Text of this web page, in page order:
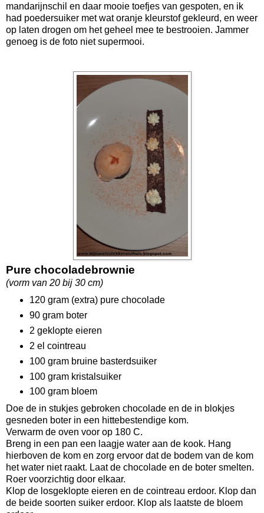
mandarijnschil en daar mooie toefjes van gespoten, en ik
had poedersuiker met wat oranje kleurstof gekleurd, en weer
op laten drogen om het geheel mee te bestrooien. Jammer
genoeg is de foto niet supermooi.
Pure chocoladebrownie
(vorm van 20 bij 30 cm)
120 gram (extra) pure chocolade
90 gram boter
2 geklopte eieren
2 el cointreau
100 gram bruine basterdsuiker
100 gram kristalsuiker
100 gram bloem
Doe de in stukjes gebroken chocolade en de in blokjes
gesneden boter in een hittebestendige kom.
Verwarm de oven voor op 180 C.
Breng in een pan een laagje water aan de kook. Hang
hierboven de kom en zorg ervoor dat de bodem van de kom
het water niet raakt. Laat de chocolade en de boter smelten.
Roer voorzichtig door elkaar.
Klop de losgeklopte eieren en de cointreau erdoor. Klop dan
de beide soorten suiker erdoor. Klop als laatste de bloem